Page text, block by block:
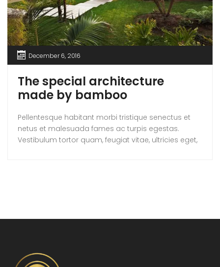
December 6, 2016
The special architecture
made by bamboo
Pellentesque habitant morbi tristique senectus et
netus et malesuada fames ac turpis egestas.
Vestibulum tortor quam, feugiat vitae, ultricies eget,